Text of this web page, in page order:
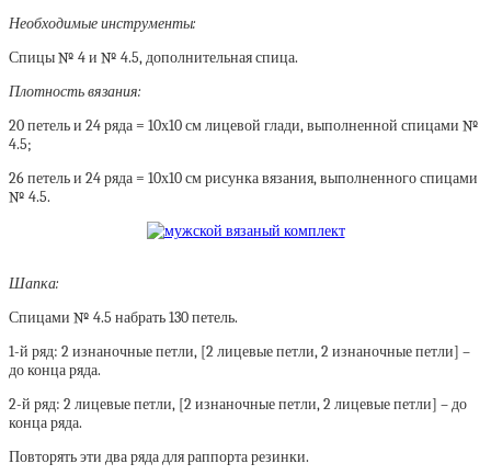
Необходимые инструменты:
Спицы № 4 и № 4.5, дополнительная спица.
Плотность вязания:
20 петель и 24 ряда = 10х10 см лицевой глади, выполненной спицами №
4.5;
26 петель и 24 ряда = 10х10 см рисунка вязания, выполненного спицами
№ 4.5.
Шапка:
Спицами № 4.5 набрать 130 петель.
1-й ряд: 2 изнаночные петли, [2 лицевые петли, 2 изнаночные петли] –
до конца ряда.
2-й ряд: 2 лицевые петли, [2 изнаночные петли, 2 лицевые петли] – до
конца ряда.
Повторять эти два ряда для раппорта резинки.